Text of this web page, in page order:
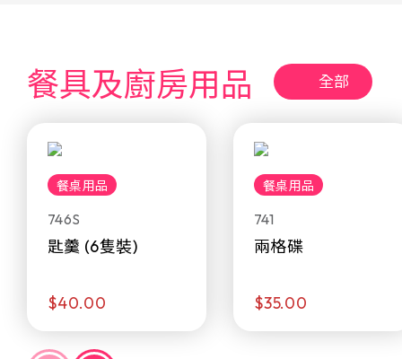
餐具及廚房用品 全部
餐桌用品
746S
匙羹 (6隻裝)
$40.00
餐桌用品
741
兩格碟
$35.00